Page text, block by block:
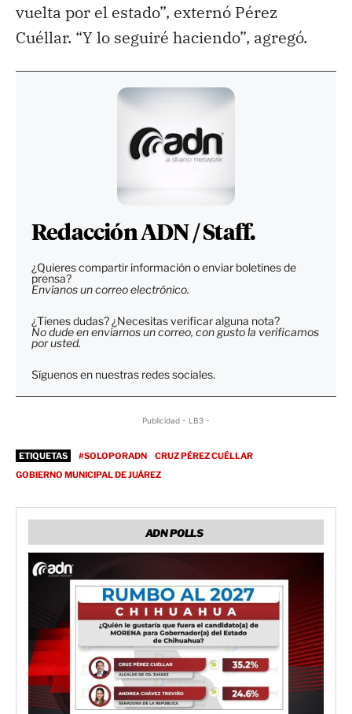
vuelta por el estado”, externó Pérez
Cuéllar. “Y lo seguiré haciendo”, agregó.
Redacción ADN / Staff.
¿Quieres compartir información o enviar boletines de
prensa?
Envíanos un correo electrónico.
¿Tienes dudas? ¿Necesitas verificar alguna nota?
No dude en enviarnos un correo, con gusto la verificamos
por usted.
Síguenos en nuestras redes sociales.
Publicidad - LB3 -
ETIQUETAS #SOLOPORADN
CRUZ PÉREZ CUÉLLAR
GOBIERNO MUNICIPAL DE JUÁREZ
ADN POLLS